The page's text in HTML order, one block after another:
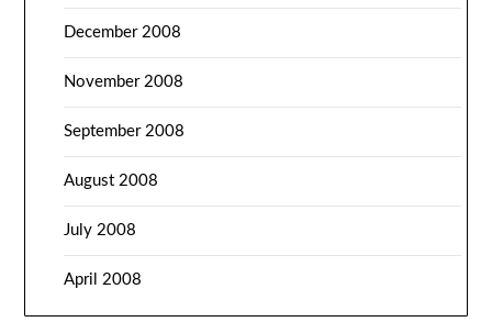
December 2008
November 2008
September 2008
August 2008
July 2008
April 2008